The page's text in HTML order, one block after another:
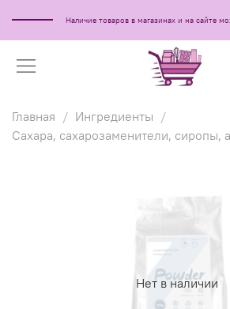
Наличие товаров в магазинах и на сайте
Главная
Ингредиенты
Сахара, сахарозаменители, сиропы,
Нет в наличии